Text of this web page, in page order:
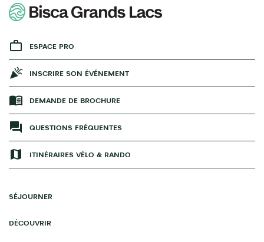
ESPACE PRO
INSCRIRE SON ÉVÉNEMENT
DEMANDE DE BROCHURE
QUESTIONS FRÉQUENTES
ITINÉRAIRES VÉLO & RANDO
SÉJOURNER
DÉCOUVRIR